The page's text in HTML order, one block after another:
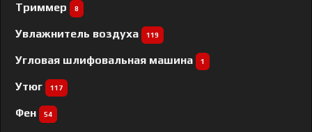
Триммер 8
Увлажнитель воздуха 119
Угловая шлифовальная машина 1
Утюг 117
Фен 54